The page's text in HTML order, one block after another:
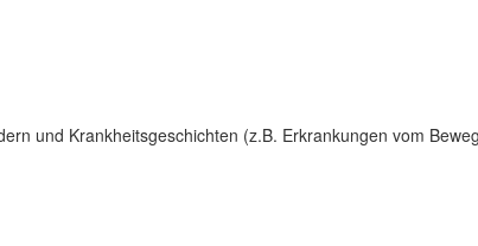
und Krankheitsgeschichten (z.B. Erkrankungen vom